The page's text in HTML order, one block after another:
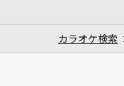
カラオケ検索